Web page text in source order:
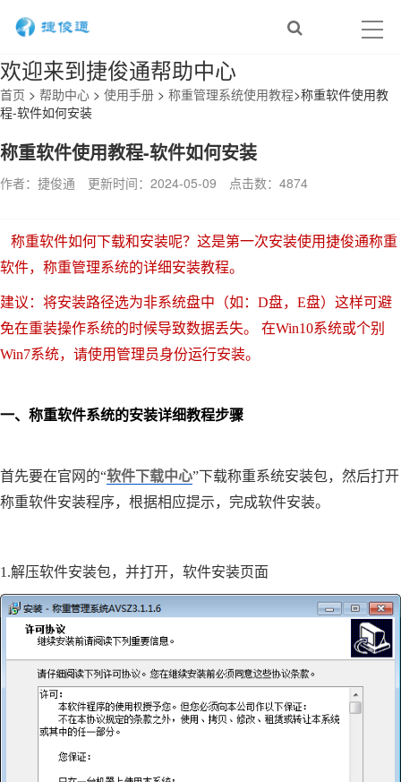
欢迎来到捷俊通帮助中心
首页 > 帮助中心 > 使用手册 > 称重管理系统使用教程>称重软件使用教
程-软件如何安装
称重软件使用教程-软件如何安装
作者：捷俊通 更新时间：2024-05-09 点击数： 4874
称重软件如何下载和安装呢？这是第一次安装使用捷俊通称重
软件，称重管理系统的详细安装教程。
建议：将安装路径选为非系统盘中（如：D盘，E盘）这样可避
免在重装操作系统的时候导致数据丢失。 在Win10系统或个别
Win7系统，请使用管理员身份运行安装。
一、称重软件系统的安装详细教程步骤
首先要在官网的“软件下载中心”下载称重系统安装包，然后打开
称重软件安装程序，根据相应提示，完成软件安装。
1.解压软件安装包，并打开， 软件安装页面